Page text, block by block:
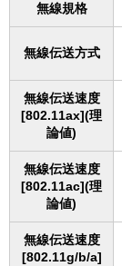
無線規格
無線伝送方式
無線伝送速度
[802.11ax](理
論値)
無線伝送速度
[802.11ac](理
論値)
無線伝送速度
[802.11g/b/a]